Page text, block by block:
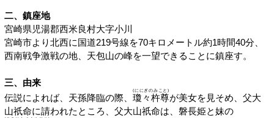
二、鎮座地
宮崎県児湯郡西米良村大字小川
宮崎市より北西に国道219号線を70キロメートル約1時間40分、
西南戦争激戦の地、天包山の峰を一望できることに鎮座す。
三、由来
伝説によれば、天孫降臨の際、 瓊々杵尊
(ににぎのみこと)
が美女を見そめ、父大
山祇命に請われたところ、父大山祇命は、磐長姫と妹の